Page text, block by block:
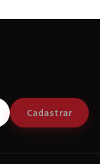
Cadastrar